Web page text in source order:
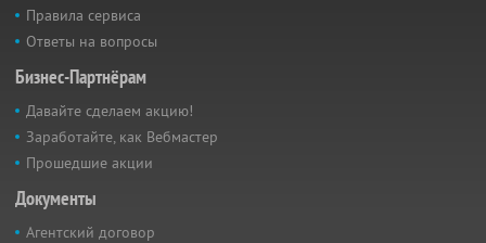
Правила сервиса
Ответы на вопросы
Бизнес-Партнёрам
Давайте сделаем акцию!
Заработайте, как Вебмастер
Прошедшие акции
Документы
Агентский договор